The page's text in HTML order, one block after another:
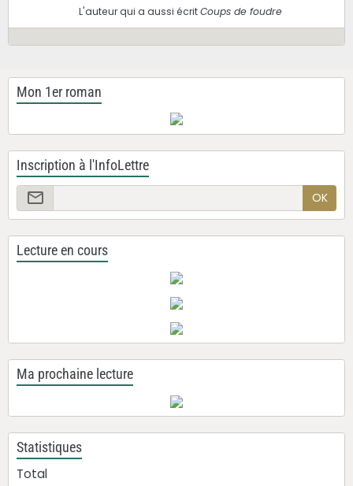
L'auteur qui a aussi écritCoups de foudre
Mon 1er roman
Inscription à l'InfoLettre
OK
Lecture en cours
Ma prochaine lecture
Statistiques
Total